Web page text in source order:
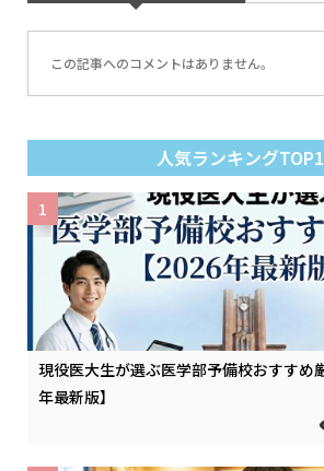
この記事へのコメントはありません。
人気ランキング
現役医大生が選ぶ医学部予備校おすすめ
年最新版】
1